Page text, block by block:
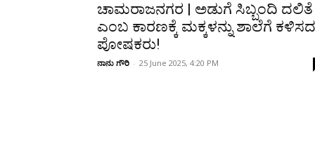
ಚಾಮರಾಜನಗರ | ಅಡುಗೆ ಸಿಬ್ಬಂದಿ ದಲಿತೆ
ಎಂಬ ಕಾರಣಕ್ಕೆ ಮಕ್ಕಳನ್ನು ಶಾಲೆಗೆ ಕಳಿಸದ
ಪೋಷಕರು!
ನಾನು ಗೌರಿ - 25 June 2025, 4:20 PM